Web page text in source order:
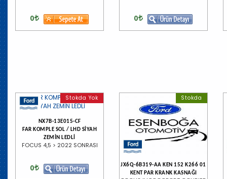
0 0
Stokda Yok
NX7B-13E015-CF
FAR KOMPLE SOL / LHD SİYAH
ZEMİN LEDLİ
FOCUS 4,5 > 2022 SONRASI
0
Stokda
JX6Q-6B319-AA KEN 152 K266 01
KENT PAR KRANK KASNAĞI